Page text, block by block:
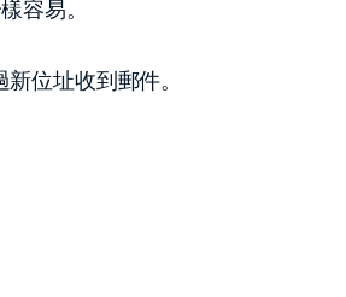
容易。
位址收到郵件。